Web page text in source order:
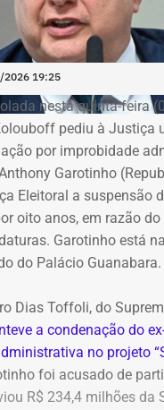
2026 19:25
nesta quinta-feira
pediu à Justiça
por improbidade
Garotinho
Eleitoral a suspensão
oito anos, em razão do
Garotinho está
do Palácio Guanabara.
Dias Toffoli, do
a condenação do
no projeto
foi acusado de
R$ 234,4 milhões da